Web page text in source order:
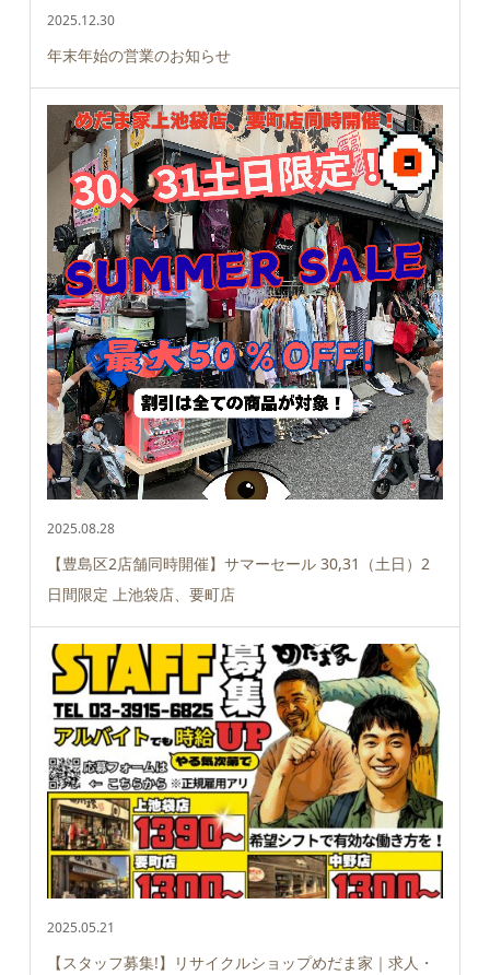
2025.12.30
年末年始の営業のお知らせ
2025.08.28
【豊島区2店舗同時開催】サマーセール 30,31（土日）2
日間限定 上池袋店、要町店
2025.05.21
【スタッフ募集!】リサイクルショップめだま家｜求人・